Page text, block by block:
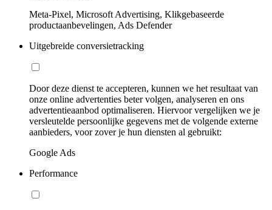
Meta-Pixel, Microsoft Advertising, Klikgebaseerde
productaanbevelingen, Ads Defender
Uitgebreide conversietracking
Door deze dienst te accepteren, kunnen we het resultaat van
onze online advertenties beter volgen, analyseren en ons
advertentieaanbod optimaliseren. Hiervoor vergelijken we je
versleutelde persoonlijke gegevens met de volgende externe
aanbieders, voor zover je hun diensten al gebruikt:
Google Ads
Performance